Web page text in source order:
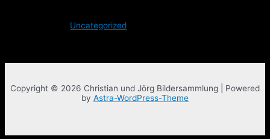
Uncategorized
Copyright © 2026 Christian und Jörg Bildersammlung | Powered
by Astra-WordPress-Theme